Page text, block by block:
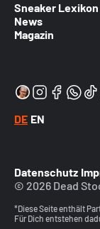
Sneaker Lexikon
News
Magazin
DE EN
Datenschutz
© 2026 Dead
*Diese Seite enthält
Für Dich entstehen